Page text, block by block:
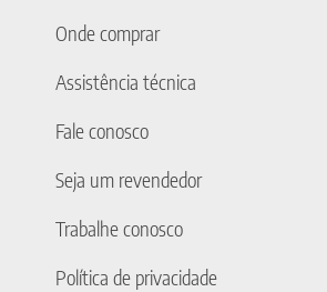
Onde comprar
Assistência técnica
Fale conosco
Seja um revendedor
Trabalhe conosco
Política de privacidade